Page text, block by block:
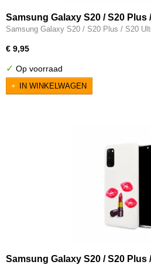
Samsung Galaxy S20 / S20 Plus
siliconen hoesje - Hartjes
Samsung Galaxy S20 / S20 Plus / S20
€ 9,95
✓ Op voorraad
IN WINKELWAGEN
Samsung Galaxy S20 / S20 Plus